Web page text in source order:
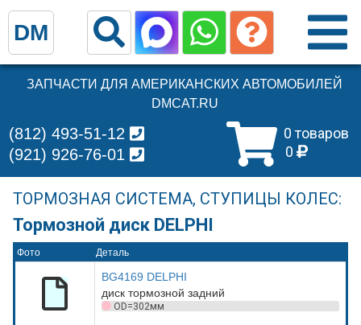
ЗАПЧАСТИ ДЛЯ АМЕРИКАНСКИХ АВТОМОБИЛЕЙ
DMCAT.RU
0 товаров
0
(812) 493-51-12
(921) 926-76-01
ТОРМОЗНАЯ СИСТЕМА, СТУПИЦЫ КОЛЕС:
Тормозной диск DELPHI
Фото Деталь
BG4169 DELPHI
диск тормозной задний
OD=302мм
DM